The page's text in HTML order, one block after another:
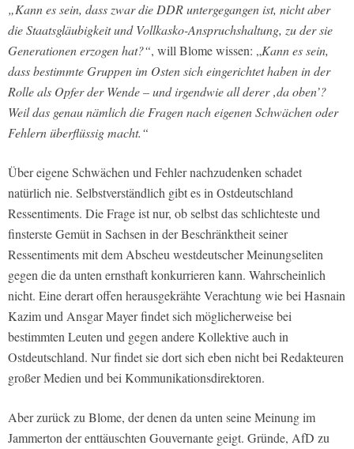
„Kann es sein, dass zwar die DDR untergegangen ist, nicht aber
die Staatsgläubigkeit und Vollkasko-Anspruchshaltung, zu der sie
Generationen erzogen hat?“, will Blome wissen: „Kann es sein,
dass bestimmte Gruppen im Osten sich eingerichtet haben in der
Rolle als Opfer der Wende – und irgendwie all derer ‚da oben’?
Weil das genau nämlich die Fragen nach eigenen Schwächen oder
Fehlern überflüssig macht.“
Über eigene Schwächen und Fehler nachzudenken schadet
natürlich nie. Selbstverständlich gibt es in Ostdeutschland
Ressentiments. Die Frage ist nur, ob selbst das schlichteste und
finsterste Gemüt in Sachsen in der Beschränktheit seiner
Ressentiments mit dem Abscheu westdeutscher Meinungseliten
gegen die da unten ernsthaft konkurrieren kann. Wahrscheinlich
nicht. Eine derart offen herausgekrähte Verachtung wie bei Hasnain
Kazim und Ansgar Mayer findet sich möglicherweise bei
bestimmten Leuten und gegen andere Kollektive auch in
Ostdeutschland. Nur findet sie dort sich eben nicht bei Redakteuren
großer Medien und bei Kommunikationsdirektoren.
Aber zurück zu Blome, der denen da unten seine Meinung im
Jammerton der enttäuschten Gouvernante geigt. Gründe, AfD zu